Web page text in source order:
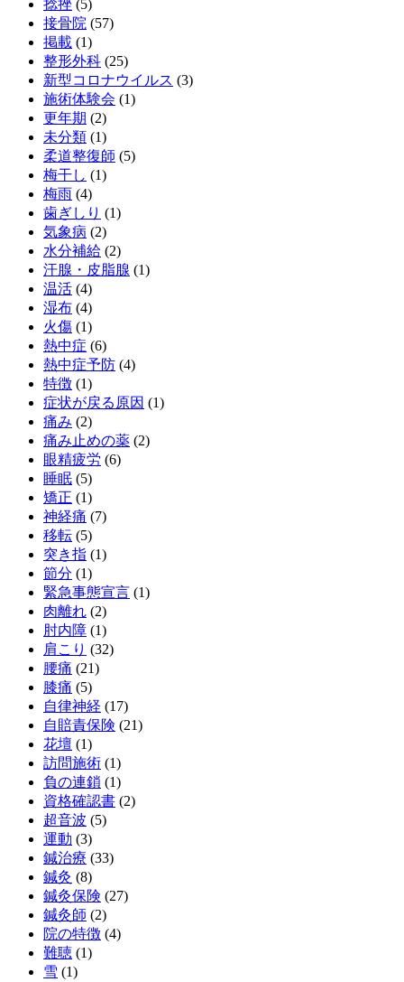
捻挫 (5)
接骨院 (57)
掲載 (1)
整形外科 (25)
新型コロナウイルス (3)
施術体験会 (1)
更年期 (2)
未分類 (1)
柔道整復師 (5)
梅干し (1)
梅雨 (4)
歯ぎしり (1)
気象病 (2)
水分補給 (2)
汗腺・皮脂腺 (1)
温活 (4)
湿布 (4)
火傷 (1)
熱中症 (6)
熱中症予防 (4)
特徴 (1)
症状が戻る原因 (1)
痛み (2)
痛み止めの薬 (2)
眼精疲労 (6)
睡眠 (5)
矯正 (1)
神経痛 (7)
移転 (5)
突き指 (1)
節分 (1)
緊急事態宣言 (1)
肉離れ (2)
肘内障 (1)
肩こり (32)
腰痛 (21)
膝痛 (5)
自律神経 (17)
自賠責保険 (21)
花壇 (1)
訪問施術 (1)
負の連鎖 (1)
資格確認書 (2)
超音波 (5)
運動 (3)
鍼治療 (33)
鍼灸 (8)
鍼灸保険 (27)
鍼灸師 (2)
院の特徴 (4)
難聴 (1)
雪 (1)